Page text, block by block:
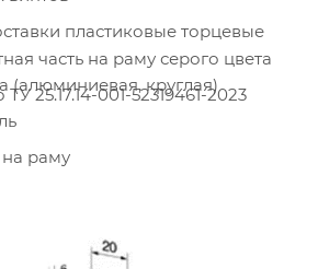
пластиковые торцевые
часть на раму серого цвета
25.17.14-001-52319461-2023
(алюминиевая, круглая)
на раму